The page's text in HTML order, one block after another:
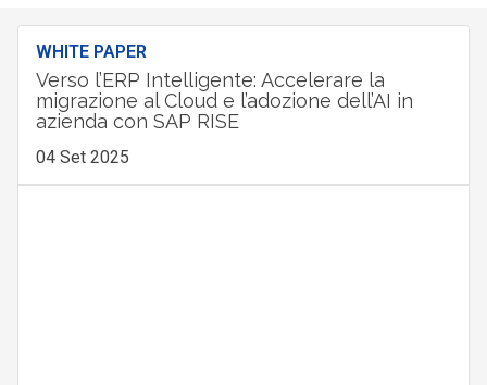
WHITE PAPER
Verso l’ERP Intelligente: Accelerare la
migrazione al Cloud e l’adozione dell’AI in
azienda con SAP RISE
04 Set 2025